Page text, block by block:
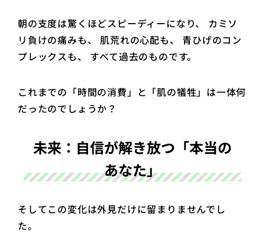
朝の支度は驚くほどスピーディーになり、 カミソ
リ負けの痛みも、 肌荒れの心配も、 青ひげのコン
プレックスも、 すべて過去のものです。
これまでの「時間の消費」と「肌の犠牲」は一体何
だったのでしょうか？
未来：自信が解き放つ「本当の
あなた」
そしてこの変化は外見だけに留まりませんでし
た。